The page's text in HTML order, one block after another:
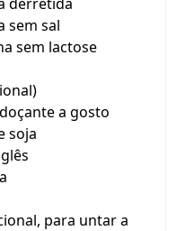
sem sal
sem lactose
a gosto
soja
para untar a